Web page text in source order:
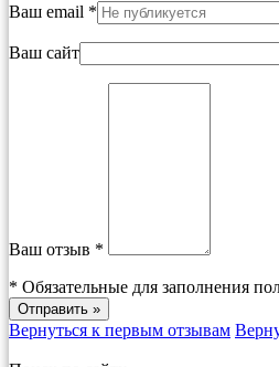
Ваш email *
Ваш сайт
Ваш отзыв *
* Обязательные для заполнения
Вернуться к первым отзывам